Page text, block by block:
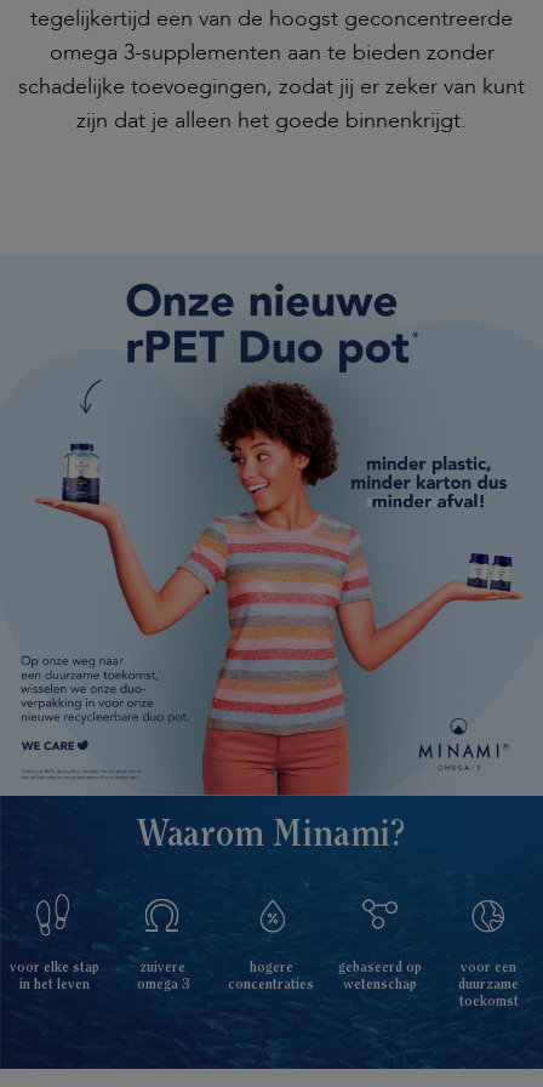
tegelijkertijd een van de hoogst geconcentreerde
omega 3-supplementen aan te bieden zonder
schadelijke toevoegingen, zodat jij er zeker van kunt
zijn dat je alleen het goede binnenkrijgt.
Waarom Minami?
voor elke stap
in het leven
zuivere
omega 3
hogere
concentraties
gebaseerd op
wetenschap
voor een
duurzame
toekomst